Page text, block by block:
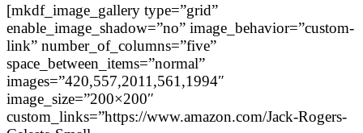
[mkdf_image_gallery type=”grid”
enable_image_shadow=”no” image_behavior=”custom-
link” number_of_columns=”five”
space_between_items=”normal”
images=”420,557,2011,561,1994″
image_size=”200×200″
custom_links=”https://www.amazon.com/Jack-Rogers-